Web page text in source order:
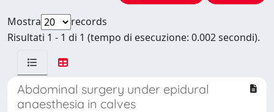
Mostra
records
Risultati 1 - 1 di 1 (tempo di esecuzione: 0.002 secondi).
Abdominal surgery under epidural
anaesthesia in calves